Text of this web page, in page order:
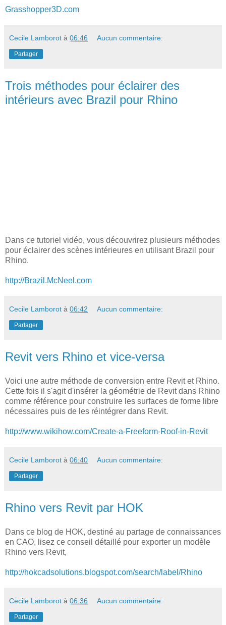
Grasshopper3D.com
Cecile Lamborot à 06:46 Aucun commentaire:
Partager
Trois méthodes pour éclairer des
intérieurs avec Brazil pour Rhino
Dans ce tutoriel vidéo, vous découvrirez plusieurs méthodes
pour éclairer des scènes intérieures en utilisant Brazil pour
Rhino.
http://Brazil.McNeel.com
Cecile Lamborot à 06:42 Aucun commentaire:
Partager
Revit vers Rhino et vice-versa
Voici une autre méthode de conversion entre Revit et Rhino.
Cette fois il s'agit d'insérer la géométrie de Revit dans Rhino
comme référence pour construire les surfaces de forme libre
nécessaires puis de les réintégrer dans Revit.
http://www.wikihow.com/Create-a-Freeform-Roof-in-Revit
Cecile Lamborot à 06:40 Aucun commentaire:
Partager
Rhino vers Revit par HOK
Dans ce blog de HOK, destiné au partage de connaissances
en CAO, lisez ce conseil détaillé pour exporter un modèle
Rhino vers Revit,
http://hokcadsolutions.blogspot.com/search/label/Rhino
Cecile Lamborot à 06:36 Aucun commentaire:
Partager